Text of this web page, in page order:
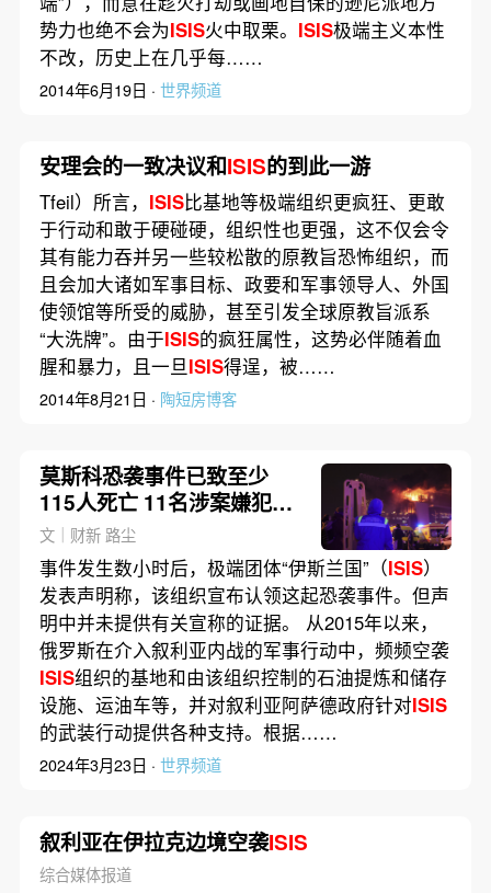
势力也绝不会为ISIS火中取栗。 ISIS极端主义本性
不改，历史上在几乎每……
2014年6月19日 · 世界频道
安理会的一致决议和ISIS的到此一游
Tfeil）所言， ISIS比基地等极端组织更疯狂、更敢
于行动和敢于硬碰硬，组织性也更强，这不仅会令
其有能力吞并另一些较松散的原教旨恐怖组织，而
且会加大诸如军事目标、政要和军事领导人、外国
使领馆等所受的威胁，甚至引发全球原教旨派系
“大洗牌”。由于ISIS的疯狂属性，这势必伴随着血
腥和暴力，且一旦ISIS得逞，被……
2014年8月21日 · 陶短房博客
莫斯科恐袭事件已致至少
115人死亡 11名涉案嫌犯被
捕包括全部4名袭击者
文｜财新 路尘
事件发生数小时后，极端团体“伊斯兰国”（ISIS）
发表声明称，该组织宣布认领这起恐袭事件。但声
明中并未提供有关宣称的证据。 从2015年以来，
俄罗斯在介入叙利亚内战的军事行动中，频频空袭
ISIS组织的基地和由该组织控制的石油提炼和储存
设施、运油车等，并对叙利亚阿萨德政府针对ISIS
的武装行动提供各种支持。根据……
2024年3月23日 · 世界频道
叙利亚在伊拉克边境空袭ISIS
综合媒体报道